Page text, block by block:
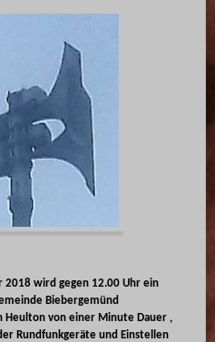
2018 wird gegen 12.00 Uhr ein
Biebergemünd
Heulton von einer Minute Dauer ,
Rundfunkgeräte und Einstellen